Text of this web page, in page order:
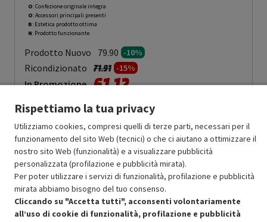
O: Confezione originale integra
O: Accessori principali presenti
B: Estetica prodotto ottima
N: Prodotto funzionante
Prodotto Nuovo 79.90 -10%
Ricondizionato Prezzo ridotto da
71.91a-15%
In Promozione 61.12
Aggiungi al carrello
SCONTO RICONDIZIONATI
Approfitta dello sconto del 15% sul prodotto ricondizionato.
Rispettiamo la tua privacy
Utilizziamo cookies, compresi quelli di terze parti, necessari per il
funzionamento del sito Web (tecnici) o che ci aiutano a ottimizzare il
nostro sito Web (funzionalità) e a visualizzare pubblicità
personalizzata (profilazione e pubblicità mirata).
Per poter utilizzare i servizi di funzionalità, profilazione e pubblicità
mirata abbiamo bisogno del tuo consenso.
Cliccando su "Accetta tutti", acconsenti volontariamente
all’uso di cookie di funzionalità, profilazione e pubblicità